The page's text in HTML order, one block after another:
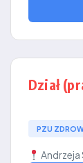
Dział
PZU